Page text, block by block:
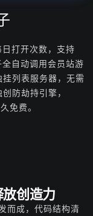
打开次数，支持
自动调用会员站游
列表服务器，无需
防劫持引擎，
免费。
创造力
而成，代码结构清